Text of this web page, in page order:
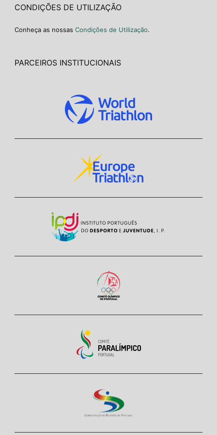
CONDIÇÕES DE UTILIZAÇÃO
Conheça as nossas Condições de Utilização.
PARCEIROS INSTITUCIONAIS